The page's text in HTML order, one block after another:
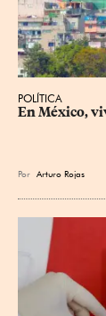
POLÍTICA
En México,
Por Arturo Rojas